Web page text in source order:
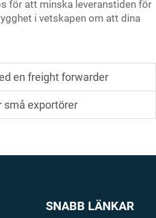
för att minska leveranstiden för
i vetskapen om att dina
en freight forwarder
små exportörer
SNABB LÄNKAR